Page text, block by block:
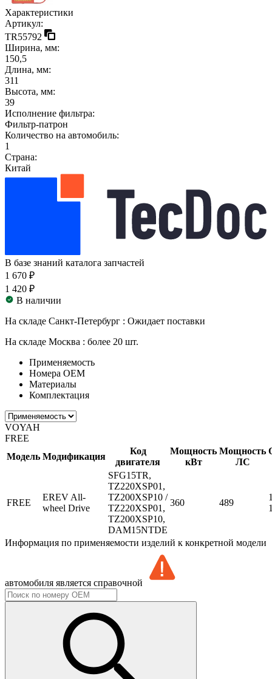
Характеристики
Артикул:
TR55792
Ширина, мм:
150,5
Длина, мм:
311
Высота, мм:
39
Исполнение фильтра:
Фильтр-патрон
Количество на автомобиль:
1
Страна:
Китай
В базе знаний каталога запчастей
1 670 ₽
1 420 ₽
В наличии
На складе Санкт-Петербург : Ожидает поставки
На складе Москва : более 20 шт.
Применяемость
Номера ОЕМ
Материалы
Комплектация
VOYAH
FREE
Модель Модификация
Код
двигателя
Мощность
кВт
Мощность
ЛС
FREE
EREV All-
wheel Drive
SFG15TR,
TZ220XSP01,
TZ200XSP10 /
TZ220XSP01,
TZ200XSP10,
DAM15NTDE
360 489
Информация по применяемости изделий к конкретной модели
автомобиля является справочной